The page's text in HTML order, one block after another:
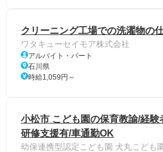
クリーニング工場での洗濯物の
ワタキューセイモア株式会社
アルバイト・パート
石川県
時給1,059円～
小松市 こども園の保育教諭/経験
研修支援有/車通勤OK
幼保連携型認定こども園 犬丸こども